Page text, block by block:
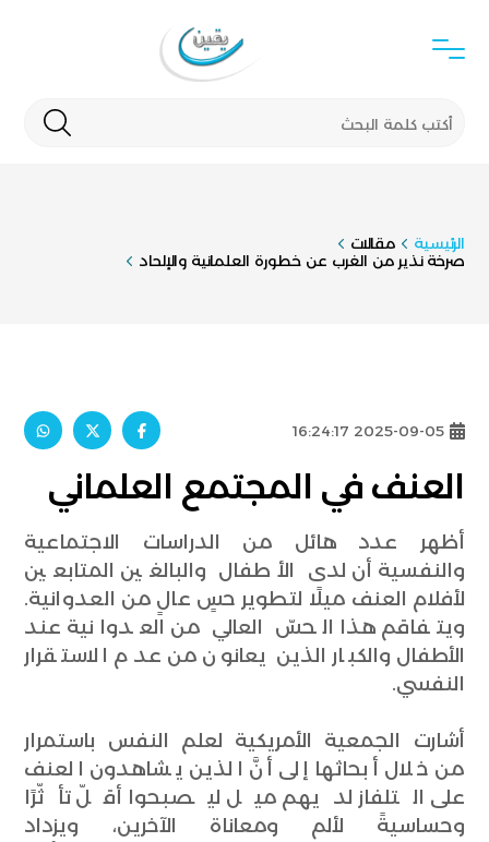
الرئيسية
مقالات
صرخة نذير من الغرب عن خطورة العلمانية والإلحاد
2025-09-05 16:24:17
العنف في المجتمع العلماني
أظهر عدد هائل من الدراسات الاجتماعية
والنفسية أن لدى الأطفال والبالغين المتابعين
لأفلام العنف ميلًا لتطوير حسٍ عالٍ من العدوانية.
ويتفاقم هذا الحسّ العالي من العدوانية عند
الأطفال والكبار الذين يعانون من عدم الاستقرار
النفسي.
أشارت الجمعية الأمريكية لعلم النفس باستمرار
من خلال أبحاثها إلى أنَّ الذين يشاهدون العنف
على التلفاز لديهم ميل ليصبحوا أقلّ تأثّرًا
وحساسيةً لألم ومعاناة الآخرين، ويزداد